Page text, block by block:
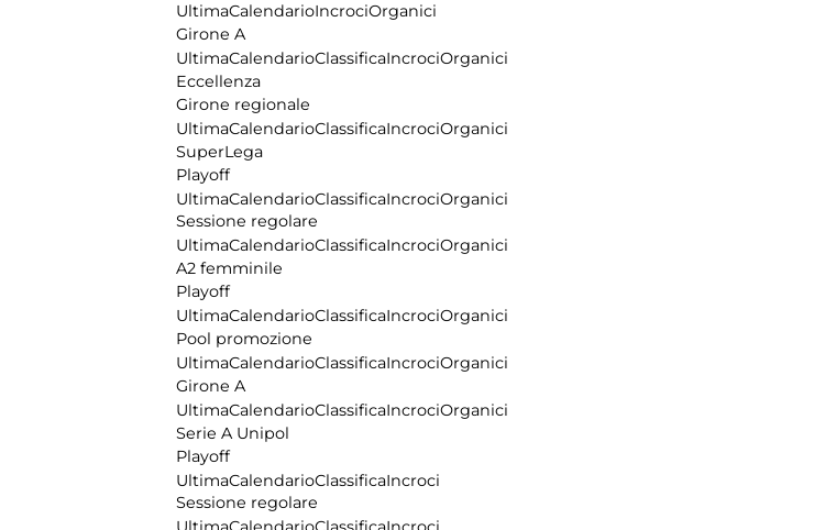
UltimaCalendarioIncrociOrganici
Girone A
UltimaCalendarioClassificaIncrociOrganici
Eccellenza
Girone regionale
UltimaCalendarioClassificaIncrociOrganici
SuperLega
Playoff
UltimaCalendarioClassificaIncrociOrganici
Sessione regolare
UltimaCalendarioClassificaIncrociOrganici
A2 femminile
Playoff
UltimaCalendarioClassificaIncrociOrganici
Pool promozione
UltimaCalendarioClassificaIncrociOrganici
Girone A
UltimaCalendarioClassificaIncrociOrganici
Serie A Unipol
Playoff
UltimaCalendarioClassificaIncroci
Sessione regolare